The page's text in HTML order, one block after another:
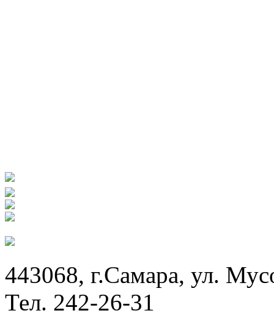
443068, г.Самара, ул.
Тел. 242-26-31